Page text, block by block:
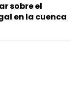
sobre el
en la cuenca